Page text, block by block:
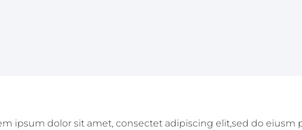
ipsum dolor sit amet, consectet adipiscing elit,sed do